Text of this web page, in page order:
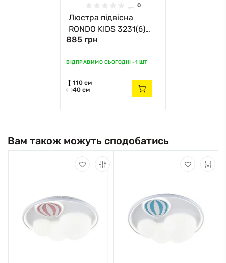
0
Люстра підвісна
RONDO KIDS 3231(б)
TK-Lighting білий
885 грн
ВІДПРАВИМО СЬОГОДНІ -1 ШТ
110 см
40 см
Вам також можуть сподобатись